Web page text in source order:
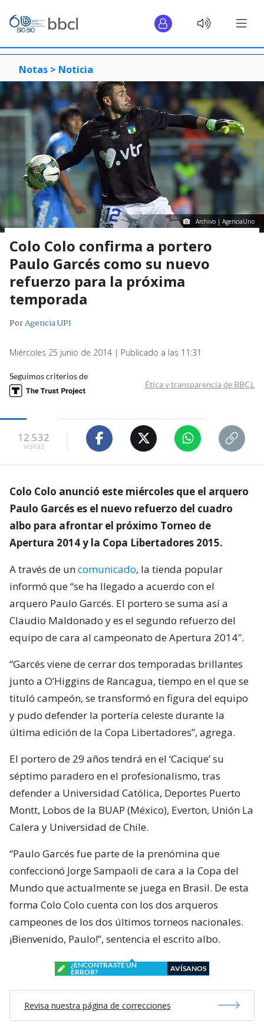
Notas > Noticia
Archivo | AgenciaUno
Colo Colo confirma a portero
Paulo Garcés como su nuevo
refuerzo para la próxima
temporada
PorAgencia UPI
Miércoles 25 junio de 2014 | Publicado a las 11:31
Seguimos criterios de
Ética y transparencia de BBCL
12.532
visitas
Colo Colo anunció este miércoles que el arquero
Paulo Garcés es el nuevo refuerzo del cuadro
albo para afrontar el próximo Torneo de
Apertura 2014 y la Copa Libertadores 2015.
A través de uncomunicado, la tienda popular
informó que “se ha llegado a acuerdo con el
arquero Paulo Garcés. El portero se suma así a
Claudio Maldonado y es el segundo refuerzo del
equipo de cara al campeonato de Apertura 2014″.
“Garcés viene de cerrar dos temporadas brillantes
junto a O’Higgins de Rancagua, tiempo en el que se
tituló campeón, se transformó en figura del equipo
y pudo defender la portería celeste durante la
última edición de la Copa Libertadores”, agrega.
El portero de 29 años tendrá en el ‘Cacique’ su
séptimo paradero en el profesionalismo, tras
defender a Universidad Católica, Deportes Puerto
Montt, Lobos de la BUAP (México), Everton, Unión La
Calera y Universidad de Chile.
“Paulo Garcés fue parte de la prenómina que
confeccionó Jorge Sampaoli de cara a la Copa del
Mundo que actualmente se juega en Brasil. De esta
forma Colo Colo cuenta con los dos arqueros
campeones de los dos últimos torneos nacionales.
¡Bienvenido, Paulo!”, sentencia el escrito albo.
¿ENCONTRASTE UN
ERROR?
AVÍSANOS
Revisa nuestra página de correcciones